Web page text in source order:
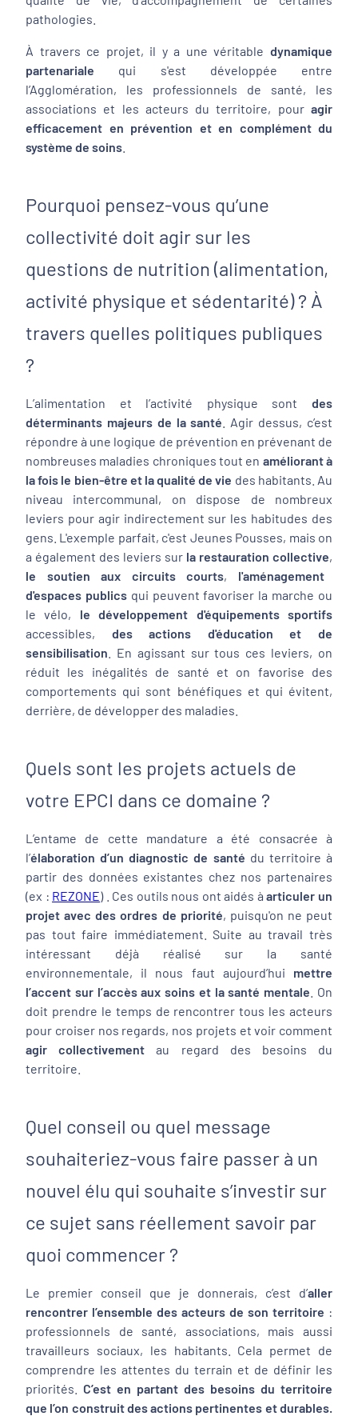
pathologies.
À travers ce projet, il y a une véritable dynamique
partenariale qui s'est développée entre
l’Agglomération, les professionnels de santé, les
associations et les acteurs du territoire, pour agir
efficacement en prévention et en complément du
système de soins
Pourquoi pensez-vous qu’une
collectivité doit agir sur les
questions de nutrition (alimentation,
activité physique et sédentarité) ? À
travers quelles politiques publiques
?
L’alimentation et l’activité physique sont des
déterminants majeurs de la santé . Agir dessus, c’est
répondre à une logique de prévention en prévenant de
nombreuses maladies chroniques tout en améliorant à
la fois le bien-être et la qualité de vie des habitants. Au
niveau intercommunal, on dispose de nombreux
leviers pour agir indirectement sur les habitudes des
gens. L'exemple parfait, c'est Jeunes Pousses, mais on
a également des leviers sur la restauration collective,
le soutien aux circuits courts, l'aménagement
d'espaces publicsqui peuvent favoriser la marche ou
le vélo, le développement d'équipements sportifs
accessibles, des actions d'éducation et de
sensibilisation . En agissant sur tous ces leviers, on
réduit les inégalités de santé et on favorise des
comportements qui sont bénéfiques et qui évitent,
derrière, de développer des maladies.
Quels sont les projets actuels de
votre EPCI dans ce domaine ?
L’entame de cette mandature a été consacrée à
l’élaboration d’un diagnostic de santé du territoire à
partir des données existantes chez nos partenaires
(ex : REZONE) . Ces outils nous ont aidés àarticuler un
projet avec des ordres de priorité, puisqu'on ne peut
pas tout faire immédiatement. Suite au travail très
intéressant déjà réalisé sur la santé
environnementale, il nous faut aujourd’hui mettre
l’accent sur l’accès aux soins et la santé mentale . On
doit prendre le temps de rencontrer tous les acteurs
pour croiser nos regards, nos projets et voir comment
agir collectivement au regard des besoins du
territoire.
Quel conseil ou quel message
souhaiteriez-vous faire passer à un
nouvel élu qui souhaite s’investir sur
ce sujet sans réellement savoir par
quoi commencer ?
Le premier conseil que je donnerais, c’est d’aller
rencontrer l’ensemble des acteurs de son territoire :
professionnels de santé, associations, mais aussi
travailleurs sociaux, les habitants. Cela permet de
comprendre les attentes du terrain et de définir les
priorités. C’est en partant des besoins du territoire
que l’on construit des actions pertinentes et durables.